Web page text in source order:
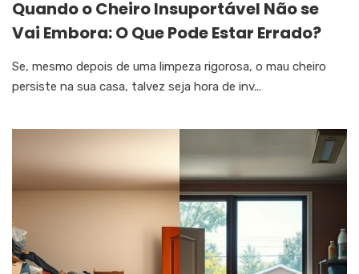
Quando o Cheiro Insuportável Não se
Vai Embora: O Que Pode Estar Errado?
Se, mesmo depois de uma limpeza rigorosa, o mau cheiro
persiste na sua casa, talvez seja hora de inv...